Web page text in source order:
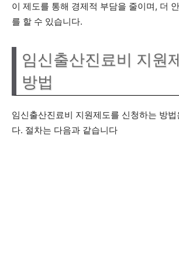
이 제도를 통해 경제적 부담을 줄이며, 더
를 할 수 있습니다.
임신출산진료비 지원
방법
임신출산진료비 지원제도를 신청하는 방
다. 절차는 다음과 같습니다